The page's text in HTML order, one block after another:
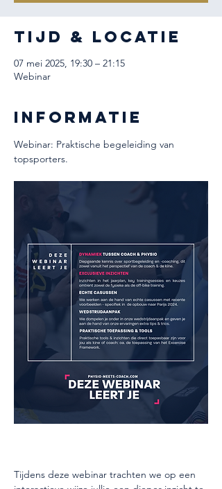
Tijd & Locatie
07 mei 2025, 19:30 – 21:15
Webinar
Informatie
Webinar: Praktische begeleiding van
topsporters.
Tijdens deze webinar trachten we op een